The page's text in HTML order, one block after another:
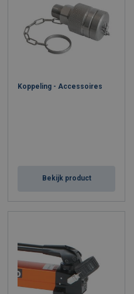
Koppeling - Accessoires
Bekijk product